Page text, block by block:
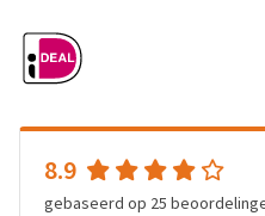
8.9
gebaseerd op 25